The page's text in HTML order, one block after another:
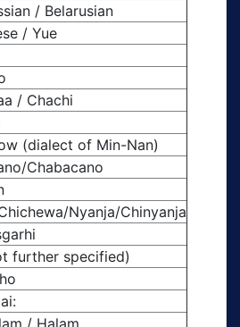
/ Belarusian
/ Yue
/ Chachi
(dialect of Min-Nan)
Chabacano
Nyanja/Chinyanja
further specified)
/ Halam